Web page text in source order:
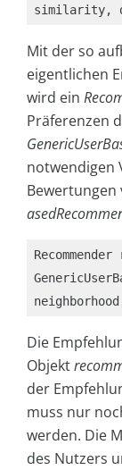
similarity,
Mit der so
eigentlichen
wird ein
Präferenzen
notwendigen
Bewertungen
Die
Objekt
der
muss nur
werden. Die
des Nutzers